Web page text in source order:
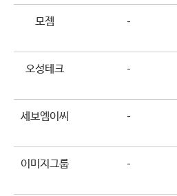
모젬 -
오성테크 -
세보엠이씨 -
이미지그룹 -